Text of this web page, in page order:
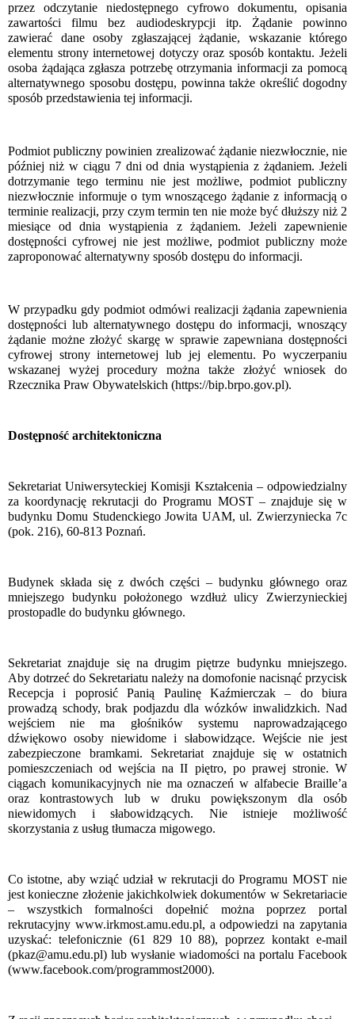
przez odczytanie niedostępnego cyfrowo dokumentu, opisania
zawartości filmu bez audiodeskrypcji itp. Żądanie powinno
zawierać dane osoby zgłaszającej żądanie, wskazanie którego
elementu strony internetowej dotyczy oraz sposób kontaktu. Jeżeli
osoba żądająca zgłasza potrzebę otrzymania informacji za pomocą
alternatywnego sposobu dostępu, powinna także określić dogodny
sposób przedstawienia tej informacji.
Podmiot publiczny powinien zrealizować żądanie niezwłocznie, nie
później niż w ciągu 7 dni od dnia wystąpienia z żądaniem. Jeżeli
dotrzymanie tego terminu nie jest możliwe, podmiot publiczny
niezwłocznie informuje o tym wnoszącego żądanie z informacją o
terminie realizacji, przy czym termin ten nie może być dłuższy niż 2
miesiące od dnia wystąpienia z żądaniem. Jeżeli zapewnienie
dostępności cyfrowej nie jest możliwe, podmiot publiczny może
zaproponować alternatywny sposób dostępu do informacji.
W przypadku gdy podmiot odmówi realizacji żądania zapewnienia
dostępności lub alternatywnego dostępu do informacji, wnoszący
żądanie możne złożyć skargę w sprawie zapewniana dostępności
cyfrowej strony internetowej lub jej elementu. Po wyczerpaniu
wskazanej wyżej procedury można także złożyć wniosek do
Rzecznika Praw Obywatelskich (https://bip.brpo.gov.pl).
Dostępność architektoniczna
Sekretariat Uniwersyteckiej Komisji Kształcenia – odpowiedzialny
za koordynację rekrutacji do Programu MOST – znajduje się w
budynku Domu Studenckiego Jowita UAM, ul. Zwierzyniecka 7c
(pok. 216), 60-813 Poznań.
Budynek składa się z dwóch części – budynku głównego oraz
mniejszego budynku położonego wzdłuż ulicy Zwierzynieckiej
prostopadle do budynku głównego.
Sekretariat znajduje się na drugim piętrze budynku mniejszego.
Aby dotrzeć do Sekretariatu należy na domofonie nacisnąć przycisk
Recepcja i poprosić Panią Paulinę Kaźmierczak – do biura
prowadzą schody, brak podjazdu dla wózków inwalidzkich. Nad
wejściem nie ma głośników systemu naprowadzającego
dźwiękowo osoby niewidome i słabowidzące. Wejście nie jest
zabezpieczone bramkami. Sekretariat znajduje się w ostatnich
pomieszczeniach od wejścia na II piętro, po prawej stronie. W
ciągach komunikacyjnych nie ma oznaczeń w alfabecie Braille’a
oraz kontrastowych lub w druku powiększonym dla osób
niewidomych i słabowidzących. Nie istnieje możliwość
skorzystania z usług tłumacza migowego.
Co istotne, aby wziąć udział w rekrutacji do Programu MOST nie
jest konieczne złożenie jakichkolwiek dokumentów w Sekretariacie
– wszystkich formalności dopełnić można poprzez portal
rekrutacyjny www.irkmost.amu.edu.pl, a odpowiedzi na zapytania
uzyskać: telefonicznie (61 829 10 88), poprzez kontakt e-mail
(pkaz@amu.edu.pl) lub wysłanie wiadomości na portalu Facebook
(www.facebook.com/programmost2000).